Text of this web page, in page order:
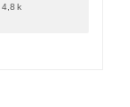
4,8 k